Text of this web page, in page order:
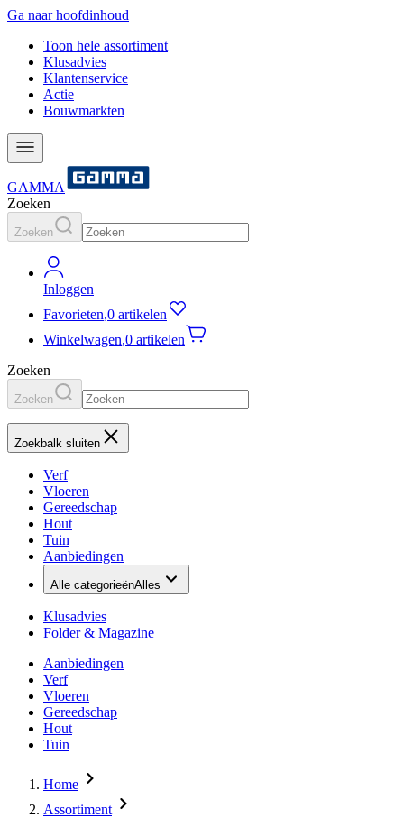
Ga naar hoofdinhoud
Toon hele assortiment
Klusadvies
Klantenservice
Actie
Bouwmarkten
GAMMA
Zoeken
Zoeken
Inloggen
Favorieten,0 artikelen
Winkelwagen,0 artikelen
Zoeken
Zoeken
Zoekbalk sluiten
Verf
Vloeren
Gereedschap
Hout
Tuin
Aanbiedingen
Alle categorieënAlles
Klusadvies
Folder & Magazine
Aanbiedingen
Verf
Vloeren
Gereedschap
Hout
Tuin
Home
Assortiment